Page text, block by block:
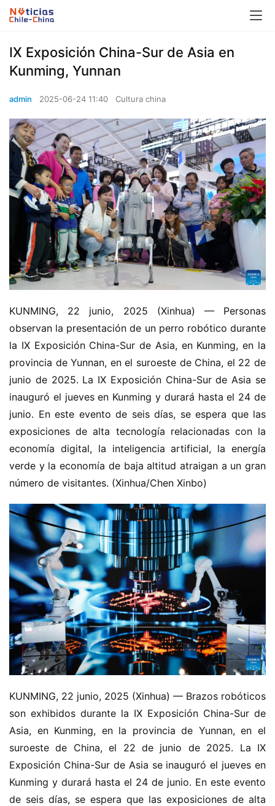
IX Exposición China-Sur de Asia en
Kunming, Yunnan
admin 2025-06-24 11:40 Cultura china
KUNMING, 22 junio, 2025 (Xinhua) — Personas
observan la presentación de un perro robótico durante
la IX Exposición China-Sur de Asia, en Kunming, en la
provincia de Yunnan, en el suroeste de China, el 22 de
junio de 2025. La IX Exposición China-Sur de Asia se
inauguró el jueves en Kunming y durará hasta el 24 de
junio. En este evento de seis días, se espera que las
exposiciones de alta tecnología relacionadas con la
economía digital, la inteligencia artificial, la energía
verde y la economía de baja altitud atraigan a un gran
número de visitantes. (Xinhua/Chen Xinbo)
KUNMING, 22 junio, 2025 (Xinhua) — Brazos robóticos
son exhibidos durante la IX Exposición China-Sur de
Asia, en Kunming, en la provincia de Yunnan, en el
suroeste de China, el 22 de junio de 2025. La IX
Exposición China-Sur de Asia se inauguró el jueves en
Kunming y durará hasta el 24 de junio. En este evento
de seis días, se espera que las exposiciones de alta